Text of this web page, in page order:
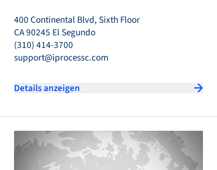
400 Continental Blvd, Sixth Floor
CA 90245 El Segundo
(310) 414-3700
support@iprocessc.com
Details anzeigen